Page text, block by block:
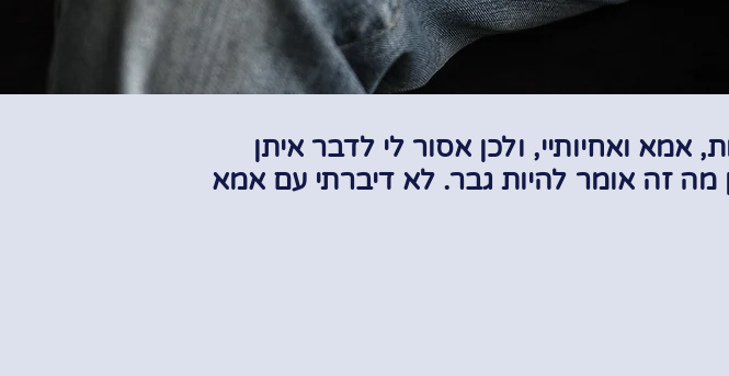
אמא ואחיותיי, ולכן אסור לי לדבר איתן
מה זה אומר להיות גבר. לא דיברתי עם אמא